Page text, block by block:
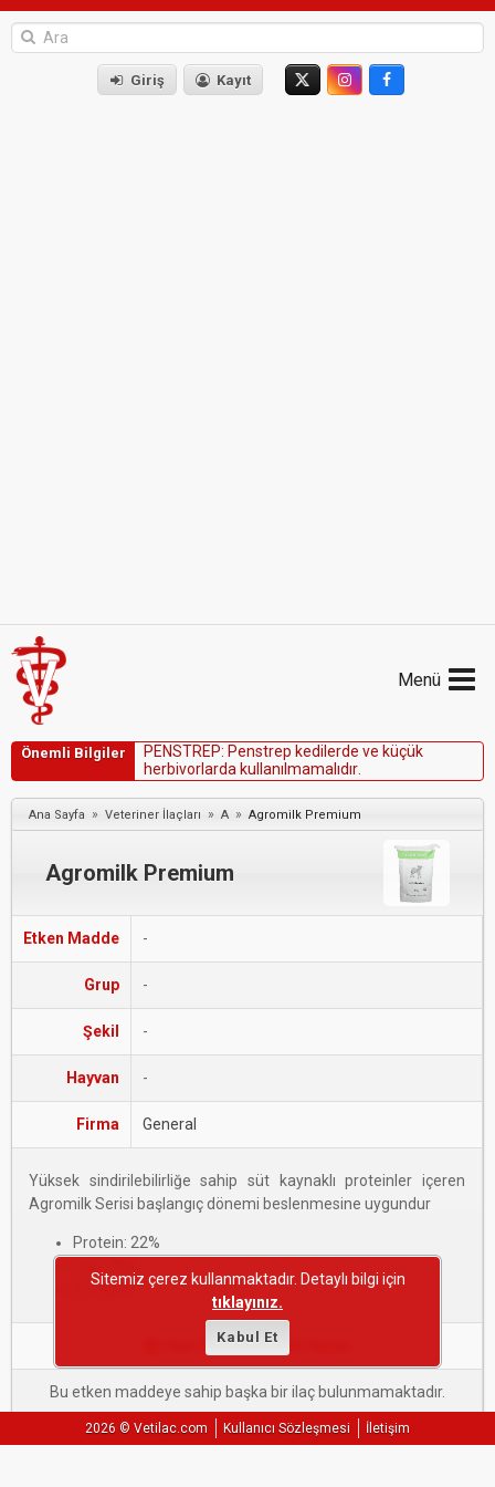
Giriş Kayıt
Menü
Önemli Bilgiler PENSTREP: Penstrep kedi erde ve küçük
herbivorarda ku anı mama ıdır
Ana Sayfa » Veteriner İlaçları » A » Agromilk Premium
Agromilk Premium
Etken Madde -
Grup -
Şekil -
Hayvan -
Firma General
Yüksek sindirilebilirliğe sahip süt kaynaklı proteinler içeren
Agromilk Serisi başlangıç dönemi beslenmesine uygundur
Protein: 22%
Lif: 0,2%
Aynı Etken Maddeli İlaçlar
Bu etken maddeye sahip başka bir ilaç bulunmamaktadır.
2026 © Vetilac.com Kullanıcı Sözleşmesi İletişim
Sitemiz çerez kullanmaktadır. Detaylı bilgi için
tıklayınız.
Kabul Et